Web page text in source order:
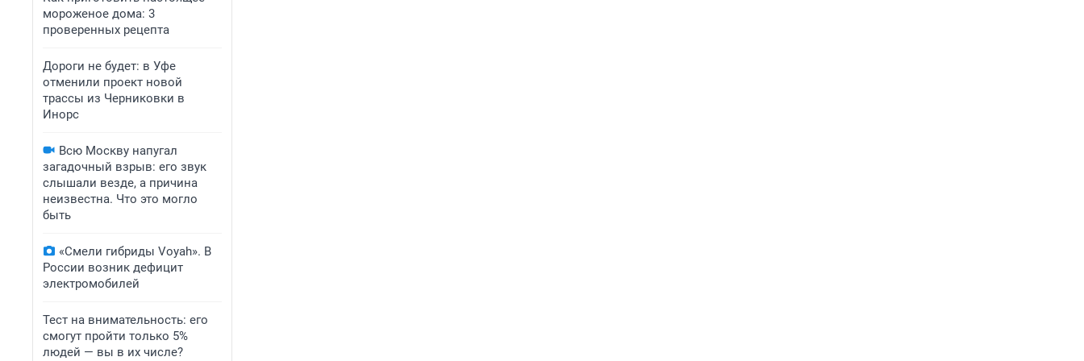
мороженое дома: 3
проверенных рецепта
Дороги не будет: в Уфе
отменили проект новой
трассы из Черниковки в
Инорс
Всю Москву напугал
загадочный взрыв: его звук
слышали везде, а причина
неизвестна. Что это могло
быть
«Смели гибриды Voyah». В
России возник дефицит
электромобилей
Тест на внимательность: его
смогут пройти только 5%
людей — вы в их числе?